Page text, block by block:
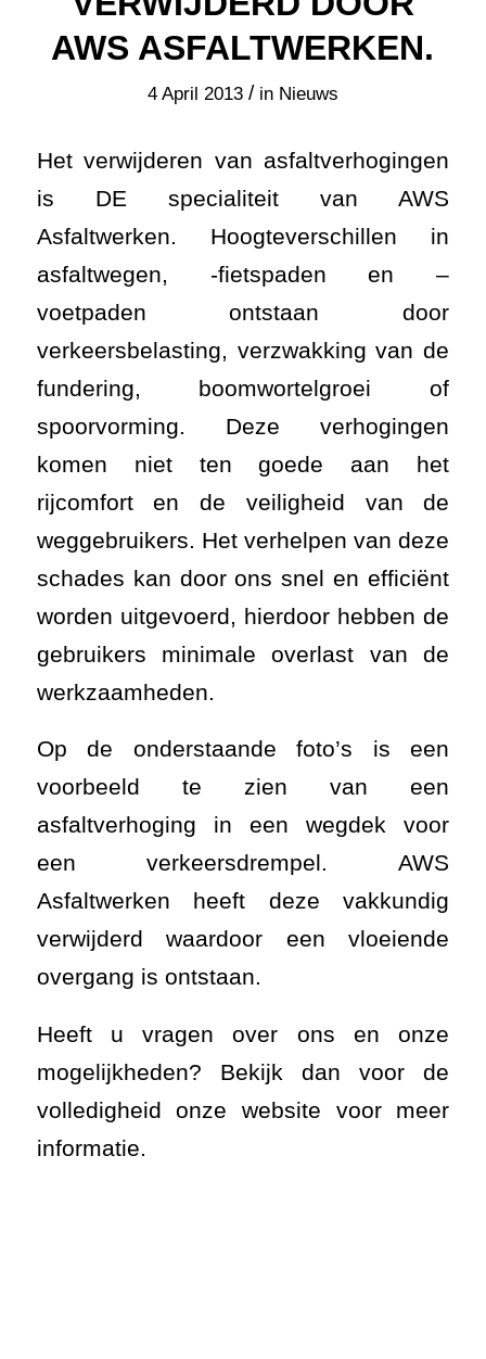
AWS ASFALTWERKEN.
4 April 2013 / in Nieuws
Het verwijderen van asfaltverhogingen
is DE specialiteit van AWS
Asfaltwerken. Hoogteverschillen in
asfaltwegen, -fietspaden en –
voetpaden ontstaan door
verkeersbelasting, verzwakking van de
fundering, boomwortelgroei of
spoorvorming. Deze verhogingen
komen niet ten goede aan het
rijcomfort en de veiligheid van de
weggebruikers. Het verhelpen van deze
schades kan door ons snel en efficiënt
worden uitgevoerd, hierdoor hebben de
gebruikers minimale overlast van de
werkzaamheden.
Op de onderstaande foto’s is een
voorbeeld te zien van een
asfaltverhoging in een wegdek voor
een verkeersdrempel. AWS
Asfaltwerken heeft deze vakkundig
verwijderd waardoor een vloeiende
overgang is ontstaan.
Heeft u vragen over ons en onze
mogelijkheden? Bekijk dan voor de
volledigheid onze website voor meer
informatie.